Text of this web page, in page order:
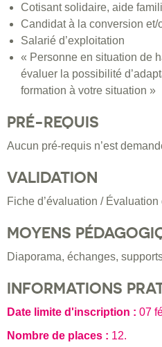
Cotisant solidaire, aide
Candidat à la conversion et/
Salarié d’exploitation
« Personne en situation de
évaluer la possibilité
formation à votre situation »
PRÉ-REQUIS
Aucun pré-requis n’est
VALIDATION
Fiche d’évaluation /
MOYENS
Diaporama, échanges,
INFORMATIONS
Date limite d'inscription : 07
Nombre de places : 12.